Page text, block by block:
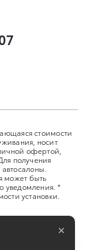
стоимости
носит
офертой,
получения
может быть
уведомления. *
установки.
×